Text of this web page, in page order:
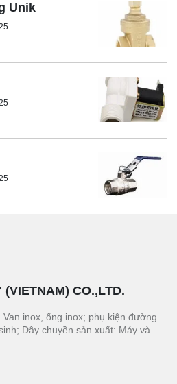
Unik
(VIETNAM) CO.,LTD.
Van inox, ống inox; phụ kiện đường
Dây chuyền sản xuất: Máy và